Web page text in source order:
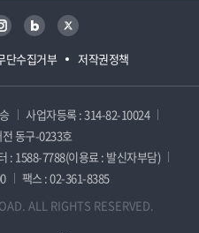
단수집거부 저작권정책
인스타그램 블로그 트위터
사업자등록 : 314-82-10024
동구-0233호
: 1588-7788(이용료 : 발신자부담)
팩스 : 02-361-8385
ALL RIGHTS RESERVED.